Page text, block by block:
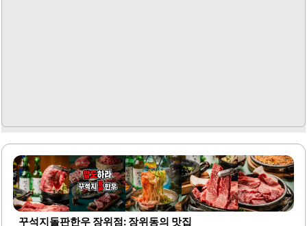
꾸석지돌판한우 장위점: 장위동의 맛집